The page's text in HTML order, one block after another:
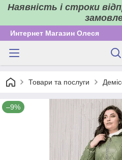
Наявність і строки
Интернет Магазин Олеся
Товари та послуги
–9%